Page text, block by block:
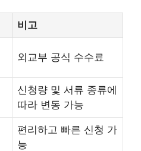
비고
외교부 공식 수수료
신청량 및 서류 종류에
따라 변동 가능
편리하고 빠른 신청 가
능